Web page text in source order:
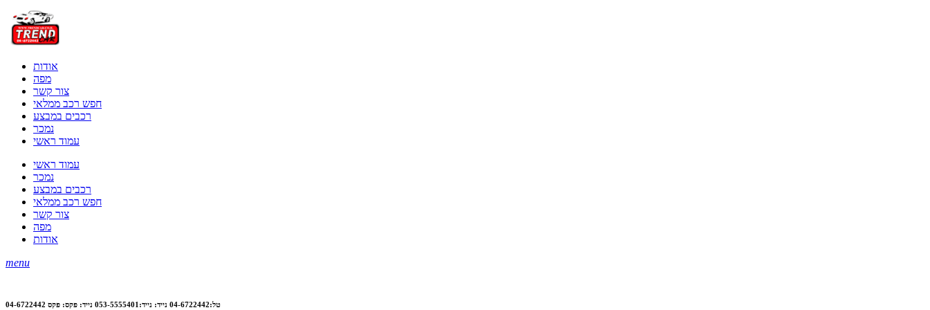
אודות
מפה
צור קשר
חפש רכב ממלאי
רכבים במבצע
נמכר
עמוד ראשי
עמוד ראשי
נמכר
רכבים במבצע
חפש רכב ממלאי
צור קשר
מפה
אודות
menu
טל:04-6722442 נייד: נייד:053-5555401 נייד: פקס: פקס 04-6722442